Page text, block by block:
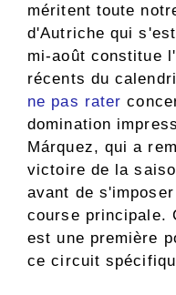
méritent toute
d'Autriche qui
mi-août constitue
récents du
ne pas rater
domination
Márquez, qui a
victoire de la
avant de
course principale.
est une première
ce circuit